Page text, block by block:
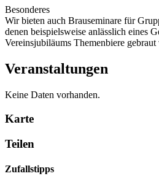
Besonderes
Wir bieten auch Brauseminare für
denen beispielsweise anlässlich eines
Vereinsjubiläums Themenbiere
Veranstaltungen
Keine Daten vorhanden.
Karte
Teilen
Zufallstipps